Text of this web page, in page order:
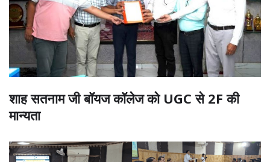
शाह सतनाम जी बॉयज कॉलेज को UGC से 2F की
मान्यता